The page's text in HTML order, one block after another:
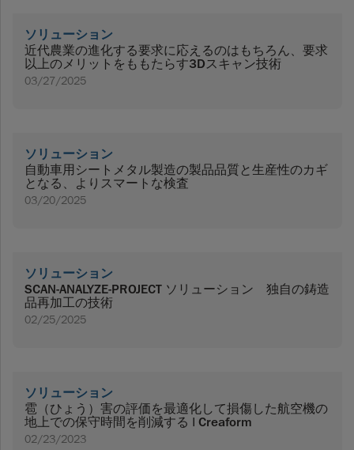
ソリューション
近代農業の進化する要求に応えるのはもちろん、要求
以上のメリットをももたらす3Dスキャン技術
03/27/2025
ソリューション
自動車用シートメタル製造の製品品質と生産性のカギ
となる、よりスマートな検査
03/20/2025
ソリューション
SCAN-ANALYZE-PROJECT ソリューション 独自の鋳造
品再加工の技術
02/25/2025
ソリューション
雹（ひょう）害の評価を最適化して損傷した航空機の
地上での保守時間を削減する | Creaform
02/23/2023